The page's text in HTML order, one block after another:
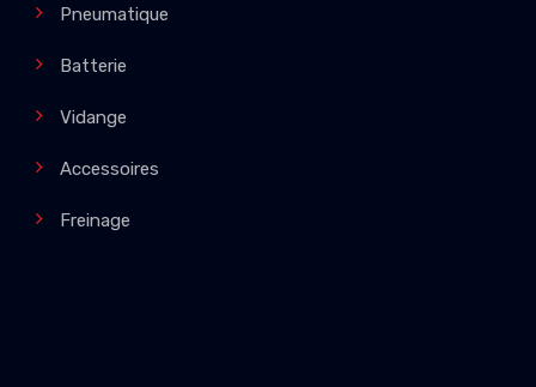
Pneumatique
Batterie
Vidange
Accessoires
Freinage